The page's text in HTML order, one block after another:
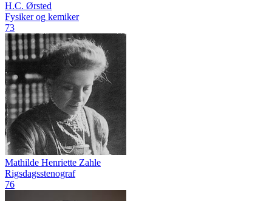
H.C. Ørsted
Fysiker og kemiker
73
Mathilde Henriette Zahle
Rigsdagsstenograf
76